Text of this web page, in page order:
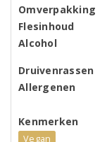
Omverpakking
Flesinhoud
Alcohol
Druivenrassen
Allergenen
Kenmerken
Vegan